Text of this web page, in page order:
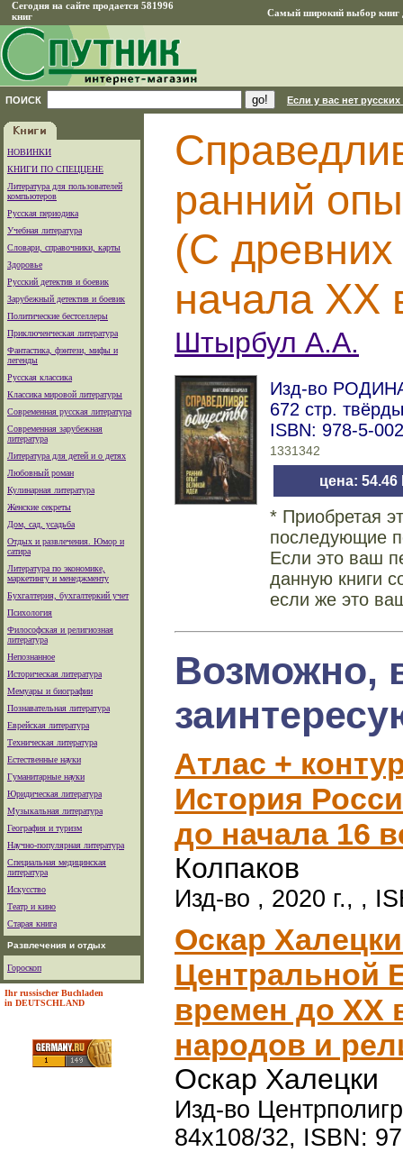
Сегодня на сайте продается 581996
книг
Самый широкий выбор книг
ПОИСК Если у вас нет
НОВИНКИ
КНИГИ ПО СПЕЦЦЕНЕ
Литература для пользователей
компьютеров
Русская периодика
Учебная литература
Словари, справочники, карты
Здоровье
Русский детектив и боевик
Зарубежный детектив и боевик
Политические бестселлеры
Приключенческая литература
Фантастика, фэнтези, мифы и
легенды
Русская классика
Классика мировой литературы
Современная русская литература
Современная зарубежная
литература
Литература для детей и о детях
Любовный роман
Кулинарная литература
Женские секреты
Дом, сад, усадьба
Отдых и развлечения. Юмор и
сатира
Литература по экономике,
маркетингу и менеджменту
Бухгалтерия, бухгалтеркий учет
Психология
Философская и религиозная
литература
Непознанное
Историческая литература
Мемуары и биографии
Познавательная литература
Еврейская литература
Техническая литература
Естественные науки
Гуманитарные науки
Юридическая литература
Музыкальная литература
География и туризм
Научно-популярная литература
Специальная медицинская
литература
Искусство
Театр и кино
Старая книга
Развлечения и отдых
Гороскоп
Ihr russischer Buchladen
in DEUTSCHLAND
ранний
(С
начала ХХ
Штырбул А.А.
Изд-во
672 стр.
ISBN: 978-5-
1331342
цена: 54.46
* Приобретая
последующие
Если это ваш
данную книги
если же это
Возможно,
Атлас +
История
до начала 16
Колпаков
Изд-во , 2020 г., ,
Оскар
Центральной
времен до ХХ
народов и
Оскар Халецки
Изд-во
84x108/32, ISBN: